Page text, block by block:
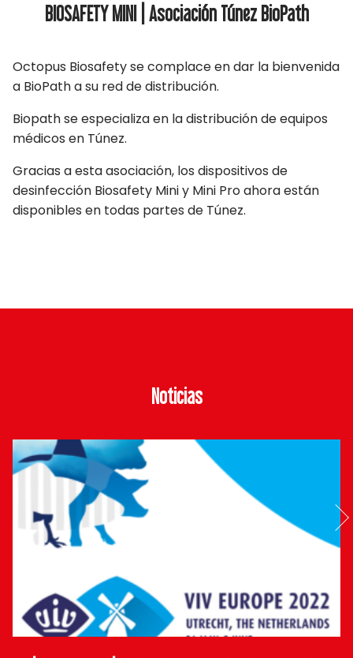
BIOSAFETY MINI | Asociación Túnez BioPath
Octopus Biosafety se complace en dar la bienvenida
a BioPath a su red de distribución.
Biopath se especializa en la distribución de equipos
médicos en Túnez.
Gracias a esta asociación, los dispositivos de
desinfección Biosafety Mini y Mini Pro ahora están
disponibles en todas partes de Túnez.
Noticias